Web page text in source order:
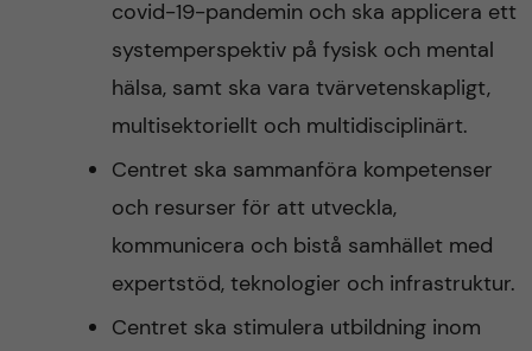
covid-19-pandemin och ska applicera ett
systemperspektiv på fysisk och mental
hälsa, samt ska vara tvärvetenskapligt,
multisektoriellt och multidisciplinärt.
Centret ska sammanföra kompetenser
och resurser för att utveckla,
kommunicera och bistå samhället med
expertstöd, teknologier och infrastruktur.
Centret ska stimulera utbildning inom